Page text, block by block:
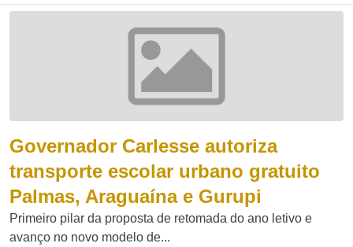
Governador Carlesse autoriza
transporte escolar urbano gratuito
Palmas, Araguaína e Gurupi
Primeiro pilar da proposta de retomada do ano letivo e
avanço no novo modelo de...